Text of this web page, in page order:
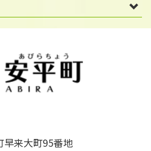
早来大町95番地